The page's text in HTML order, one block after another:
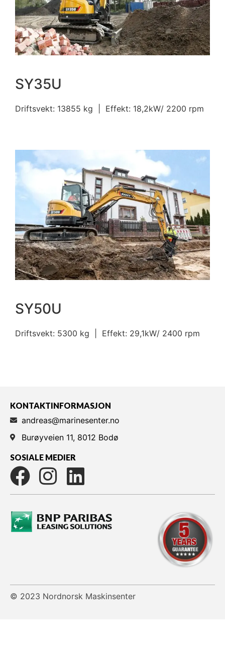
SY35U
Driftsvekt: 13855 kg | Effekt: 18,2kW/ 2200 rpm
SY50U
Driftsvekt: 5300 kg | Effekt: 29,1kW/ 2400 rpm
KONTAKTINFORMASJON
andreas@marinesenter.no
Burøyveien 11, 8012 Bodø
SOSIALE MEDIER
© 2023 Nordnorsk Maskinsenter